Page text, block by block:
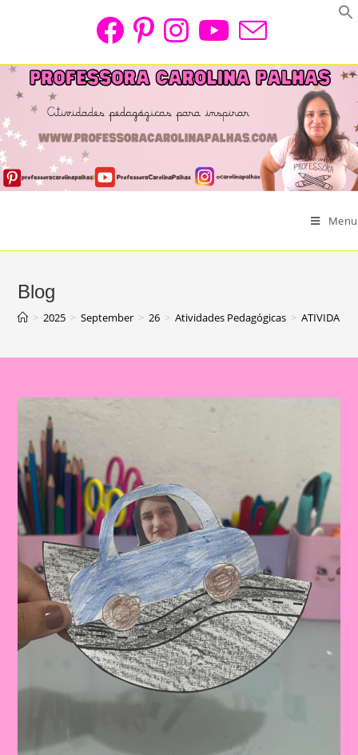
Menu
Blog
> 2025 > September > 26 > Atividades Pedagógicas > ATIVIDADE